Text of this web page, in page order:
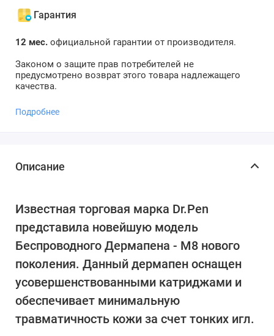
Гарантия
12 мес. официальной гарантии от производителя.
Законом о защите прав потребителей не
предусмотрено возврат этого товара надлежащего
качества.
Подробнее
Описание
Известная торговая марка Dr.Pen
представила новейшую модель
Беспроводного Дермапена - M8 нового
поколения. Данный дермапен оснащен
усовершенствованными катриджами и
обеспечивает минимальную
травматичность кожи за счет тонких игл.